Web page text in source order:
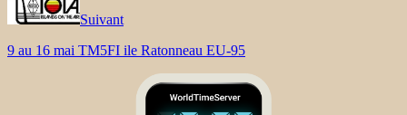
Suivant
9 au 16 mai TM5FI ile Ratonneau EU-95